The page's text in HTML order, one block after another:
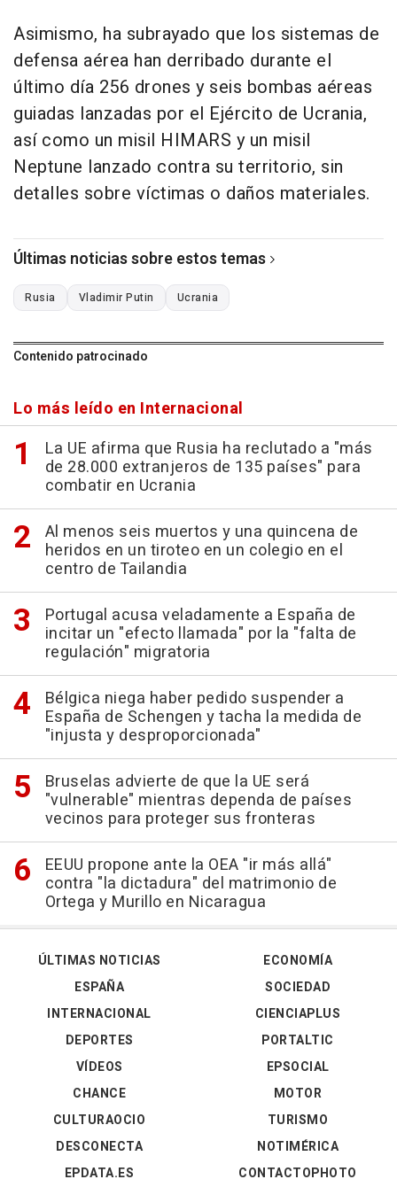
Asimismo, ha subrayado que los sistemas de
defensa aérea han derribado durante el
último día 256 drones y seis bombas aéreas
guiadas lanzadas por el Ejército de Ucrania,
así como un misil HIMARS y un misil
Neptune lanzado contra su territorio, sin
detalles sobre víctimas o daños materiales.
Últimas noticias sobre estos temas
Rusia Vladimir Putin Ucrania
Contenido patrocinado
Lo más leído en Internacional
La UE afirma que Rusia ha reclutado a "más
de 28.000 extranjeros de 135 países" para
combatir en Ucrania
Al menos seis muertos y una quincena de
heridos en un tiroteo en un colegio en el
centro de Tailandia
Portugal acusa veladamente a España de
incitar un "efecto llamada" por la "falta de
regulación" migratoria
Bélgica niega haber pedido suspender a
España de Schengen y tacha la medida de
"injusta y desproporcionada"
Bruselas advierte de que la UE será
"vulnerable" mientras dependa de países
vecinos para proteger sus fronteras
EEUU propone ante la OEA "ir más allá"
contra "la dictadura" del matrimonio de
Ortega y Murillo en Nicaragua
ÚLTIMAS NOTICIAS
ESPAÑA
INTERNACIONAL
DEPORTES
VÍDEOS
ECONOMÍA
SOCIEDAD
CIENCIAPLUS
PORTALTIC
EPSOCIAL
CHANCE
CULTURAOCIO
DESCONECTA
EPDATA.ES
MOTOR
TURISMO
NOTIMÉRICA
CONTACTOPHOTO